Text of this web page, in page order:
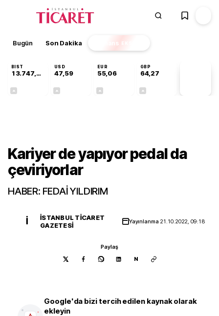
Bugün Son Dakika Finans EKSTRA
BIST
13.747,72
USD
47,59
EUR
55,06
GBP
64,27
Kariyer de yapıyor pedal da
çeviriyorlar
HABER: FEDAİ YILDIRIM
İ
İSTANBUL TICARET
GAZETESI
Yayınlanma 21.10.2022, 09:18
Paylaş
N
Google'da bizi tercih edilen kaynak olarak
ekleyin